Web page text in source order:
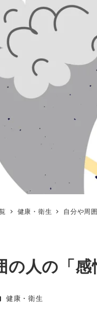
健康・衛生 自分や周
の人の「
ゴリー
健康・衛生